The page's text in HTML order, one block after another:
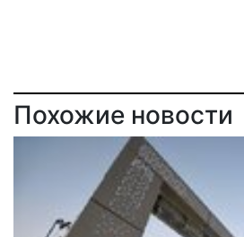
Похожие новости